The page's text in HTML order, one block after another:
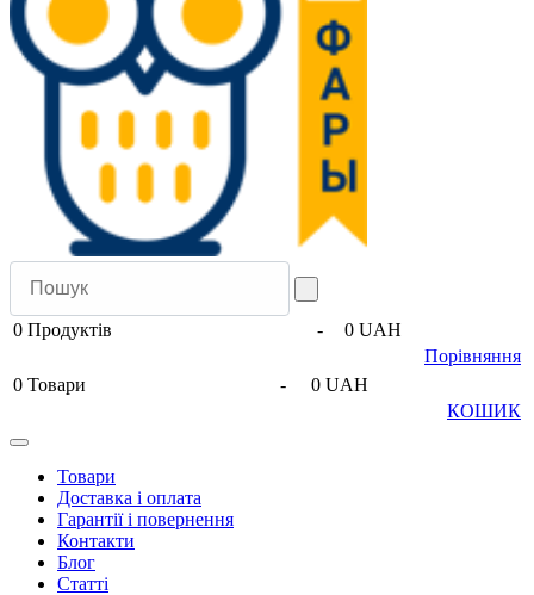
0 Продуктів -
0 UAH
Порівняння
0 Товари -
0 UAH
КОШИК
Товари
Доставка і оплата
Гарантії і повернення
Контакти
Блог
Статті